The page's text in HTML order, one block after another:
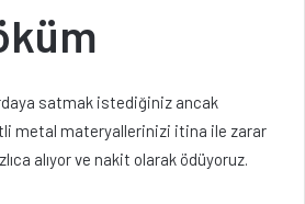
satmak istediğiniz ancak
metal materyallerinizi itina ile zarar
alıyor ve nakit olarak ödüyoruz.